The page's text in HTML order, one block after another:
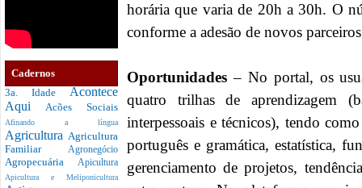
Cadernos
3a. Idade Acontece
Aqui Acões Sociais
Afinando a língua
Agricultura Agricultura
Familiar Agronegócio
Agropecuária Apicultura
Apicultura e Meliponicultura
horária que varia de 20h a 30h. O
conforme a adesão de novos
Oportunidades – No portal, os
quatro trilhas de aprendizagem
interpessoais e técnicos), tendo
português e gramática, estatística,
gerenciamento de projetos,